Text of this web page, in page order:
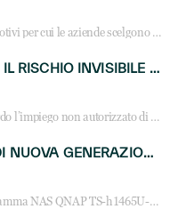
HP ProBook: 5 motivi per cui le aziende scelgono i notebook business HP per migliorare produttività, sicurezza e gestione dell’AI.
SHADOW AI: IL RISCHIO INVISIBILE CHE LE AZIENDE POSSONO GOVERNARE
Shadow AI riguardo l’impiego non autorizzato di sistemi AI all’interno dell’azienda. E’ una pratica che si diffonde a partire dai dipendenti fino ai dirigenti e mette a repentaglio la cybersecurity, con costi più elevati per le organizzazioni. Due recenti report illustrano il fenomeno e forniscono dati in merito
NAS QNAP DI NUOVA GENERAZIONE: PIÙ PRESTAZIONI, SCALABILITÀ E PROTEZIONE DEI DATI PER LE INFRASTRUTTURE IT MODERNE
Scopri la nuova gamma NAS QNAP TS-h1465U-RP, TS-h1065eU e TS-h665U: storage aziendale con ZFS, DDR5, E1.S NVMe e connettività 2.5GbE per backup, virtualizzazione e cybersecurity.